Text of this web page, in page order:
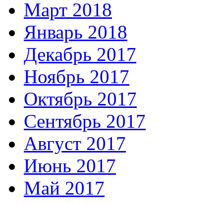
Март 2018
Январь 2018
Декабрь 2017
Ноябрь 2017
Октябрь 2017
Сентябрь 2017
Август 2017
Июнь 2017
Май 2017